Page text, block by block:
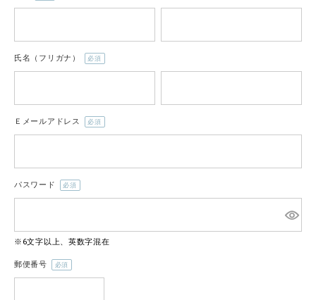
ログイン 新規会員登録
ファッション雑貨
食品
氏名（フリガナ）
Ｅメールアドレス
パスワード
※6文字以上、英数字混在
郵便番号